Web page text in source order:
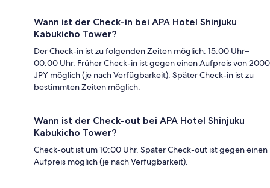
Wann ist der Check-in bei APA Hotel Shinjuku
Kabukicho Tower?
Der Check-in ist zu folgenden Zeiten möglich: 15:00 Uhr–
00:00 Uhr. Früher Check-in ist gegen einen Aufpreis von 2000
JPY möglich (je nach Verfügbarkeit). Später Check-in ist zu
bestimmten Zeiten möglich.
Wann ist der Check-out bei APA Hotel Shinjuku
Kabukicho Tower?
Check-out ist um 10:00 Uhr. Später Check-out ist gegen einen
Aufpreis möglich (je nach Verfügbarkeit).